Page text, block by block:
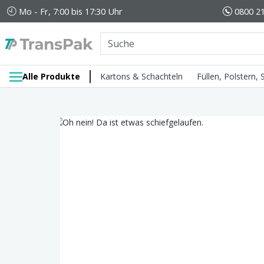
Mo - Fr, 7:00 bis 17:30 Uhr 0800
Alle Produkte Kartons & Schachteln Füllen, Polstern,